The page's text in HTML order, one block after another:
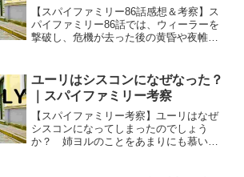
【スパイファミリー86話感想＆考察】ス
パイファミリー86話では、ウィーラーを
撃破し、危機が去った後の黄昏や夜帷の
した。
ユーリはシスコンになぜなった？
｜スパイファミリー考察
【スパイファミリー考察】ユーリはなぜ
シスコンになってしまったのでしょう
か？ 姉ヨルのことをあまりにも慕い過